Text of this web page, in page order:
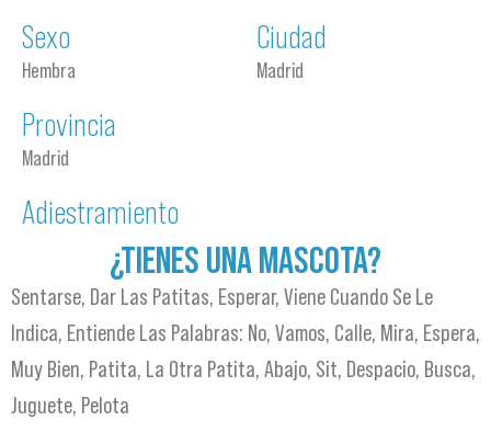
Sexo
Hembra
Ciudad
Madrid
Provincia
Madrid
Adiestramiento
¿TIENES UNA MASCOTA?
Sentarse, Dar Las Patitas, Esperar, Viene Cuando Se Le
Indica, Entiende Las Palabras: No, Vamos, Calle, Mira, Espera,
Muy Bien, Patita, La Otra Patita, Abajo, Sit, Despacio, Busca,
Juguete, Pelota